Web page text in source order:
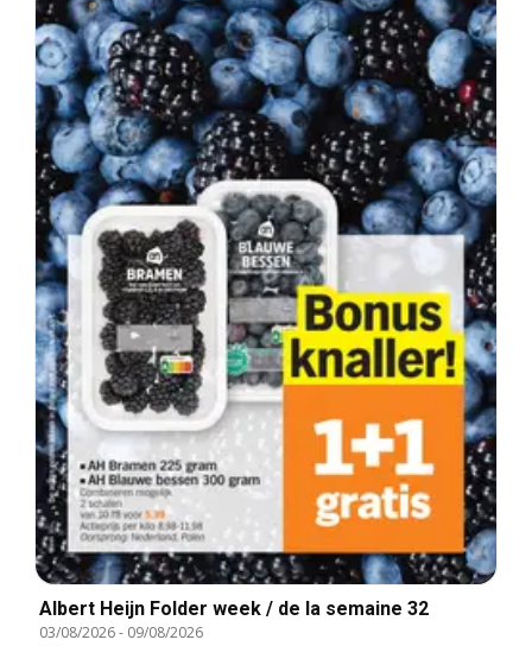
Albert Heijn Folder week / de la semaine 32
03/08/2026- 09/08/2026